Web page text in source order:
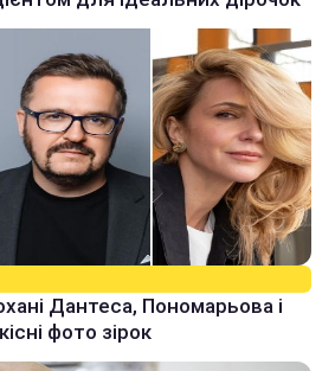
Дантеса, Пономарьова і
фото зірок